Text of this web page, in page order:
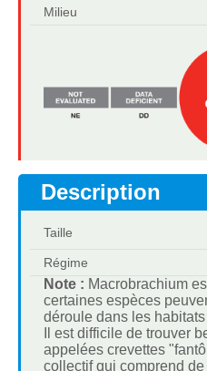
Milieu
Description
Taille
Régime
Note : Macrobrachium
certaines espèces
déroule dans les
Il est difficile de trouver
appelées crevettes
collectif qui comprend